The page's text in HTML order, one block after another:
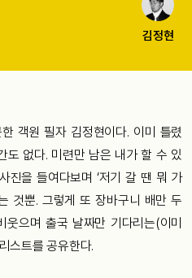
김정현
객원 필자 김정현이다. 이미 틀렸
도 없다. 미련만 남은 내가 할 수 있
진을 들여다보며 ‘저기 갈 땐 뭐 가
것뿐. 그렇게 또 장바구니 배만 두
으며 출국 날짜만 기다리는(이미
스트를 공유한다.